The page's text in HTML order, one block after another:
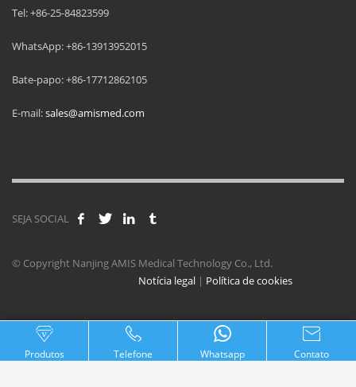
Produtos Telefone Whatsapp Contato
Tel: +86-25-84823599
WhatsApp: +86-13913952015
Bate-papo: +86-17712862105
E-mail:sales@amismed.com
SEJA SOCIAL
© Copyright Nanjing AMIS Medical Technology Co., Ltd.
Notícia legal | Política de cookies